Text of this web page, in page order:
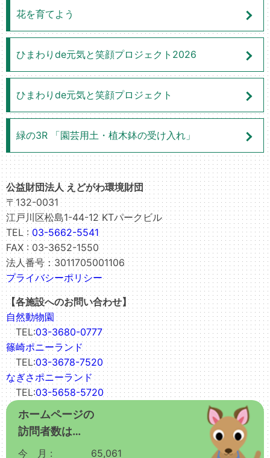
花を育てよう
ひまわりde元気と笑顔プロジェクト2026
ひまわりde元気と笑顔プロジェクト
緑の3R 「園芸用土・植木鉢の受け入れ」
公益財団法人 えどがわ環境財団
〒132-0031
江戸川区松島1-44-12 KTパークビル
TEL :03-5662-5541
FAX : 03-3652-1550
法人番号：3011705001106
プライバシーポリシー
【各施設へのお問い合わせ】
自然動物園
TEL:03-3680-0777
篠崎ポニーランド
TEL:03-3678-7520
なぎさポニーランド
TEL:03-5658-5720
ホームページの
訪問者数は…
今 月 : 65,061